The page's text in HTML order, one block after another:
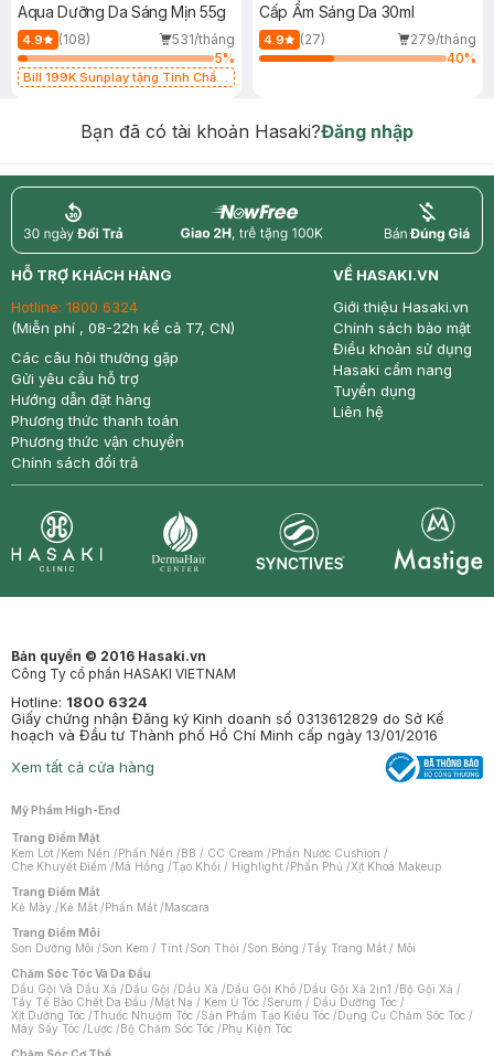
Aqua Dưỡng Da Sáng Mịn 55g
4.9 (108)
531/tháng
5%
Bill 199K Sunplay tặng Tinh Chất
Cấp Ẩm Sáng Da 30ml
4.9 (27)
279/tháng
40%
Bạn đã có tài khoản Hasaki?Đăng nhập
return nowfree price
HỖ TRỢ KHÁCH HÀNG
Hotline: 1800 6324
(Miễn phí , 08-22h kể cả T7, CN)
Các câu hỏi thường gặp
Gửi yêu cầu hỗ trợ
Hướng dẫn đặt hàng
Phương thức thanh toán
Phương thức vận chuyển
Chính sách đổi trả
VỀ HASAKI.VN
Giới thiệu Hasaki.vn
Chính sách bảo mật
Điều khoản sử dụng
Hasaki cẩm nang
Tuyển dụng
Liên hệ
Bản quyền © 2016 Hasaki.vn
Công Ty cổ phần HASAKI VIETNAM
Hotline: 1800 6324
Giấy chứng nhận Đăng ký Kinh doanh số 0313612829 do Sở Kế
hoạch và Đầu tư Thành phố Hồ Chí Minh cấp ngày 13/01/2016
Xem tất cả cửa hàng
Mỹ Phẩm High-End
Trang Điểm Mặt
Kem Lót /Kem Nền /Phấn Nền /BB / CC Cream /Phấn Nước Cushion /
Che Khuyết Điểm /Má Hồng /Tạo Khối / Highlight /Phấn Phủ /Xịt Khoá Makeup
Trang Điểm Mắt
Kẻ Mày /Kẻ Mắt /Phấn Mắt /Mascara
Trang Điểm Môi
Son Dưỡng Môi /Son Kem / Tint /Son Thỏi /Son Bóng /Tẩy Trang Mắt / Môi
Chăm Sóc Tóc Và Da Đầu
Dầu Gội Và Dầu Xả /Dầu Gội /Dầu Xả /Dầu Gội Khô /Dầu Gội Xả 2in1 /Bộ Gội Xả /
Tẩy Tế Bào Chết Da Đầu /Mặt Nạ / Kem Ủ Tóc /Serum / Dầu Dưỡng Tóc /
Xịt Dưỡng Tóc /Thuốc Nhuộm Tóc /Sản Phẩm Tạo Kiểu Tóc /Dụng Cụ Chăm Sóc Tóc /
Máy Sấy Tóc /Lược /Bộ Chăm Sóc Tóc /Phụ Kiện Tóc